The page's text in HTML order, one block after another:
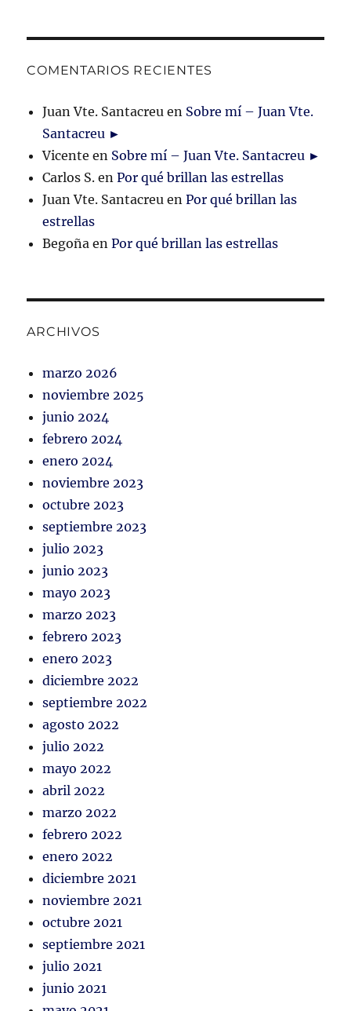
COMENTARIOS RECIENTES
Juan Vte. Santacreu en Sobre mí – Juan Vte.
Santacreu ►
Vicente en Sobre mí – Juan Vte. Santacreu ►
Carlos S. enPor qué brillan las estrellas
Juan Vte. Santacreu enPor qué brillan las
estrellas
Begoña enPor qué brillan las estrellas
ARCHIVOS
marzo 2026
noviembre 2025
junio 2024
febrero 2024
enero 2024
noviembre 2023
octubre 2023
septiembre 2023
julio 2023
junio 2023
mayo 2023
marzo 2023
febrero 2023
enero 2023
diciembre 2022
septiembre 2022
agosto 2022
julio 2022
mayo 2022
abril 2022
marzo 2022
febrero 2022
enero 2022
diciembre 2021
noviembre 2021
octubre 2021
septiembre 2021
julio 2021
junio 2021